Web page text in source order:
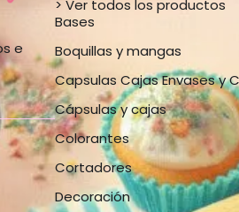
e
> Ver todos los productos
Bases
Boquillas y mangas
Capsulas Cajas Envases y
Cápsulas y cajas
Colorantes
Cortadores
Decoración